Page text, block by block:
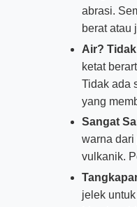
abrasi.
berat atau
Air?
ketat
Tidak ada
yang
Sangat
warna
vulkanik.
jelek